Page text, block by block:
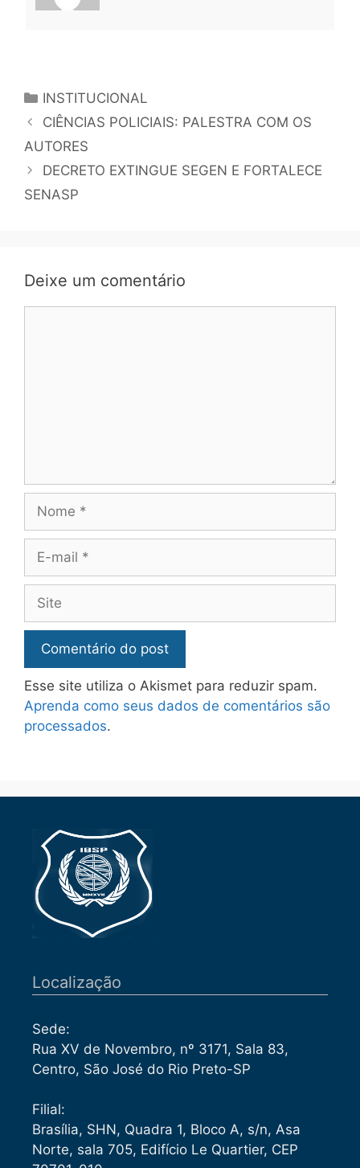
INSTITUCIONAL
CIÊNCIAS POLICIAIS: PALESTRA COM OS
AUTORES
DECRETO EXTINGUE SEGEN E FORTALECE
SENASP
Deixe um comentário
Esse site utiliza o Akismet para reduzir spam.
Aprenda como seus dados de comentários são
processados.
Localização
Sede:
Rua XV de Novembro, nº 3171, Sala 83,
Centro, São José do Rio Preto-SP
Filial:
Brasília, SHN, Quadra 1, Bloco A, s/n, Asa
Norte, sala 705, Edifício Le Quartier, CEP